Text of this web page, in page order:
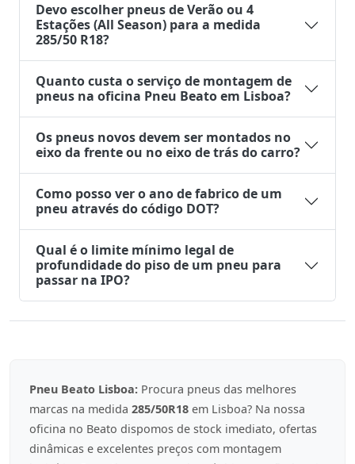
Devo escolher pneus de Verão ou 4
Estações (All Season) para a medida
285/50 R18?
Quanto custa o serviço de montagem de
pneus na oficina Pneu Beato em Lisboa?
Os pneus novos devem ser montados no
eixo da frente ou no eixo de trás do carro?
Como posso ver o ano de fabrico de um
pneu através do código DOT?
Qual é o limite mínimo legal de
profundidade do piso de um pneu para
passar na IPO?
Pneu Beato Lisboa: Procura pneus das melhores
marcas na medida 285/50R18 em Lisboa? Na nossa
oficina no Beato dispomos de stock imediato, ofertas
dinâmicas e excelentes preços com montagem